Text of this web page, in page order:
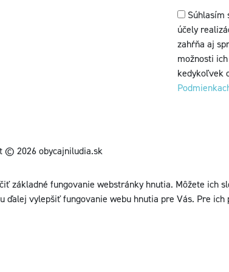
Súhlasím
účely
zahŕňa aj
možnosti
kedykoľvek
© 2026 obycajniludia.sk
základné fungovanie webstránky hnutia. Môžete ich
vylepšiť fungovanie webu hnutia pre Vás. Pre